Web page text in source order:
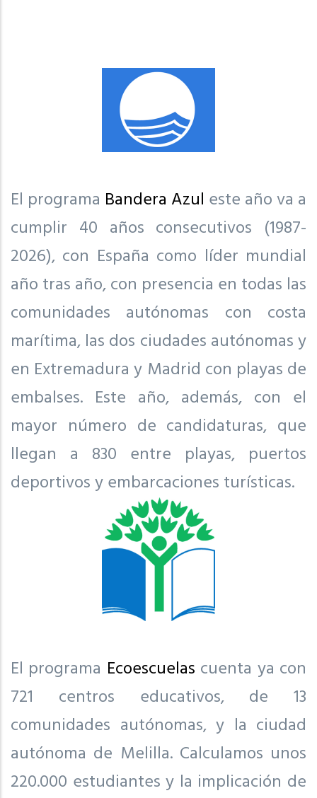
El programa Bandera Azul este año va a
cumplir 40 años consecutivos (1987-
2026), con España como líder mundial
año tras año, con presencia en todas las
comunidades autónomas con costa
marítima, las dos ciudades autónomas y
en Extremadura y Madrid con playas de
embalses. Este año, además, con el
mayor número de candidaturas, que
llegan a 830 entre playas, puertos
deportivos y embarcaciones turísticas.
El programa Ecoescuelas cuenta ya con
721 centros educativos, de 13
comunidades autónomas, y la ciudad
autónoma de Melilla. Calculamos unos
220.000 estudiantes y la implicación de